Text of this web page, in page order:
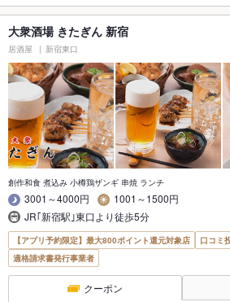
大衆酒場 きたぎん 新宿
居酒屋 新宿東口
創作和食 煮込み 小樽鶏ザンギ 串焼 ランチ
3001～4000円
1001～1500円
JR｢新宿駅｣東口より徒歩5分
【アプリ予約限定】最大800ポイント還元対象店
口コミ
適格請求書発行事業者
クーポン